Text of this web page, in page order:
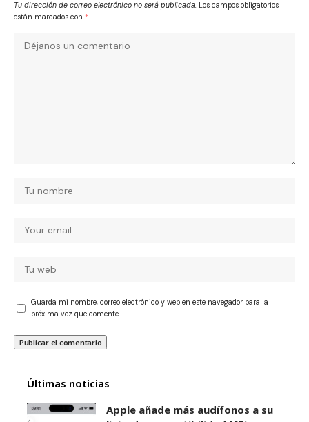
Tu dirección de correo electrónico no será publicada. Los campos obligatorios
están marcados con *
Guarda mi nombre, correo electrónico y web en este navegador para la
próxima vez que comente.
Últimas noticias
Apple añade más audífonos a su